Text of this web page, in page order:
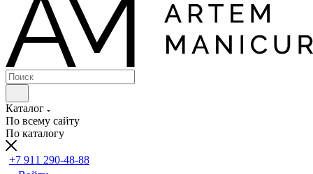
Каталог
По всему сайту
По каталогу
+7 911 290-48-88